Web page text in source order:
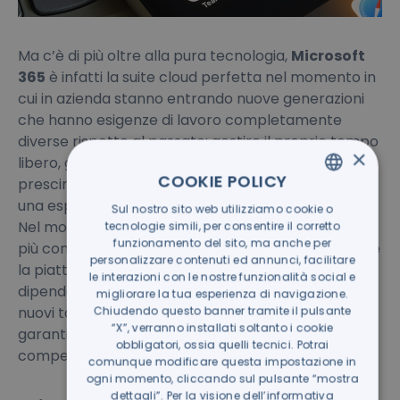
Ma c’è di più oltre alla pura tecnologia, Microsoft
365 è infatti la suite cloud perfetta nel momento in
cui in azienda stanno entrando nuove generazioni
che hanno esigenze di lavoro completamente
diverse rispetto al passato: gestire il proprio tempo
libero, gestire i carichi di lavoro in totale libertà e a
prescindere dal “dove”, comunicare in digitale con
una esperienza di utilizzo di altissimo livello.
Nel momento in cui le specializzazioni sono sempre
più complicate da trovare,Microsoft 365è dunque
la piattaforma che ti permette di aiutare i tuoi
dipendenti a lavorare meglio ma anche di attrarre
nuovi talenti. I talenti che tutti cercano e che ti
garantiranno la possibilità di far diventare più
competitiva la tua organizzazione.
ITALIAN
GERMAN
×
COOKIE POLICY
Sul nostro sito web utilizziamo cookie o
tecnologie simili, per consentire il corretto
funzionamento del sito, ma anche per
personalizzare contenuti ed annunci, facilitare
le interazioni con le nostre funzionalità social e
migliorare la tua esperienza di navigazione.
Chiudendo questo banner tramite il pulsante
“X”, verranno installati soltanto i cookie
obbligatori, ossia quelli tecnici. Potrai
comunque modificare questa impostazione in
ogni momento, cliccando sul pulsante “mostra
dettagli”. Per la visione dell’informativa